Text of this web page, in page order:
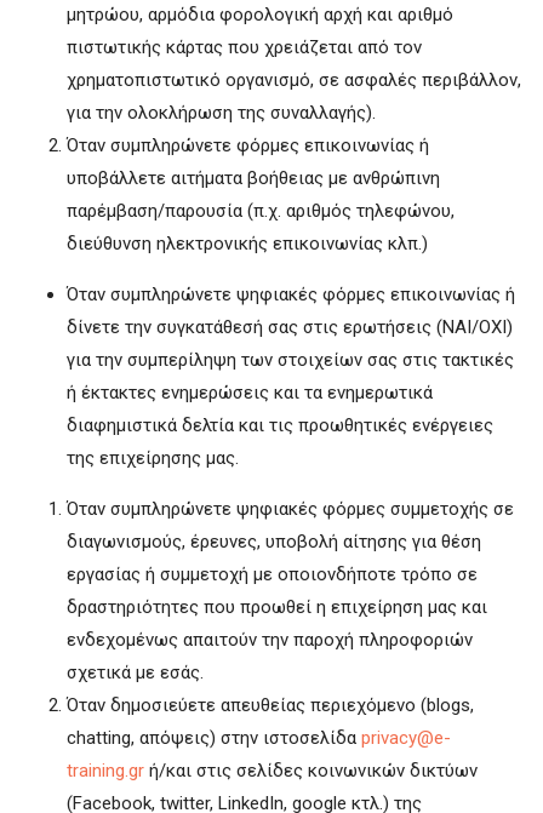
μητρώου, αρμόδια φορολογική αρχή και αριθμό
πιστωτικής κάρτας που χρειάζεται από τον
χρηματοπιστωτικό οργανισμό, σε ασφαλές περιβάλλον,
για την ολοκλήρωση της συναλλαγής).
Όταν συμπληρώνετε φόρμες επικοινωνίας ή
υποβάλλετε αιτήματα βοήθειας με ανθρώπινη
παρέμβαση/παρουσία (π.χ. αριθμός τηλεφώνου,
διεύθυνση ηλεκτρονικής επικοινωνίας κλπ.)
Όταν συμπληρώνετε ψηφιακές φόρμες επικοινωνίας ή
δίνετε την συγκατάθεσή σας στις ερωτήσεις (ΝΑΙ/ΟΧΙ)
για την συμπερίληψη των στοιχείων σας στις τακτικές
ή έκτακτες ενημερώσεις και τα ενημερωτικά
διαφημιστικά δελτία και τις προωθητικές ενέργειες
της επιχείρησης μας.
Όταν συμπληρώνετε ψηφιακές φόρμες συμμετοχής σε
διαγωνισμούς, έρευνες, υποβολή αίτησης για θέση
εργασίας ή συμμετοχή με οποιονδήποτε τρόπο σε
δραστηριότητες που προωθεί η επιχείρηση μας και
ενδεχομένως απαιτούν την παροχή πληροφοριών
σχετικά με εσάς.
Όταν δημοσιεύετε απευθείας περιεχόμενο (blogs,
chatting, απόψεις) στην ιστοσελίδα privacy@e-
training.gr ή/και στις σελίδες κοινωνικών δικτύων
(Facebook, twitter, LinkedIn, google κτλ.) της